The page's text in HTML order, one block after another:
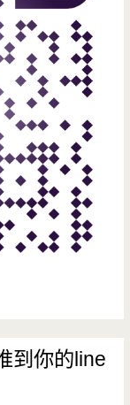
到你的line